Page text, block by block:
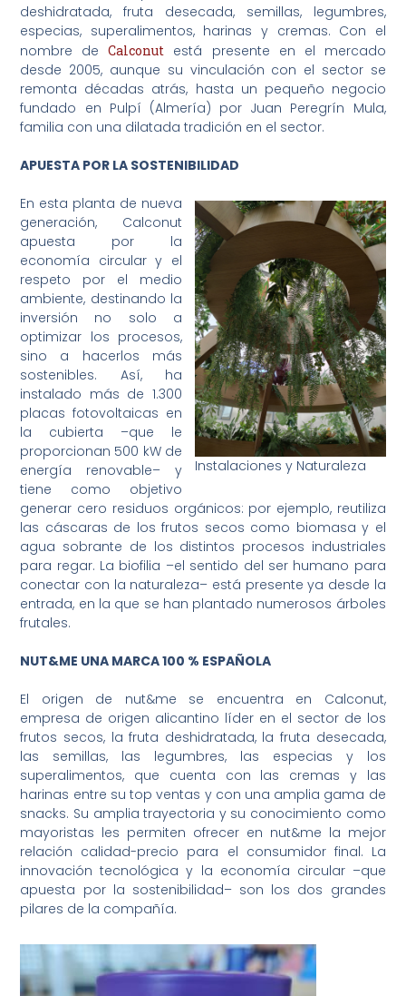
deshidratada, fruta desecada, semillas, legumbres,
especias, superalimentos, harinas y cremas. Con el
nombre deCalconut está presente en el mercado
desde 2005, aunque su vinculación con el sector se
remonta décadas atrás, hasta un pequeño negocio
fundado en Pulpí (Almería) por Juan Peregrín Mula,
familia con una dilatada tradición en el sector.
APUESTA POR LA SOSTENIBILIDAD
Instalaciones y Naturaleza
En esta planta de nueva
generación, Calconut
apuesta por la
economía circular y el
respeto por el medio
ambiente, destinando la
inversión no solo a
optimizar los procesos,
sino a hacerlos más
sostenibles. Así, ha
instalado más de 1.300
placas fotovoltaicas en
la cubierta –que le
proporcionan 500 kW de
energía renovable– y
tiene como objetivo
generar cero residuos orgánicos: por ejemplo, reutiliza
las cáscaras de los frutos secos como biomasa y el
agua sobrante de los distintos procesos industriales
para regar. La biofilia –el sentido del ser humano para
conectar con la naturaleza– está presente ya desde la
entrada, en la que se han plantado numerosos árboles
frutales.
NUT&ME UNA MARCA 100 % ESPAÑOLA
El origen de nut&me se encuentra en Calconut,
empresa de origen alicantino líder en el sector de los
frutos secos, la fruta deshidratada, la fruta desecada,
las semillas, las legumbres, las especias y los
superalimentos, que cuenta con las cremas y las
harinas entre su top ventas y con una amplia gama de
snacks. Su amplia trayectoria y su conocimiento como
mayoristas les permiten ofrecer en nut&me la mejor
relación calidad-precio para el consumidor final. La
innovación tecnológica y la economía circular –que
apuesta por la sostenibilidad– son los dos grandes
pilares de la compañía.